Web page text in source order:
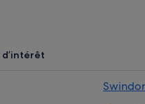
d’intérêt